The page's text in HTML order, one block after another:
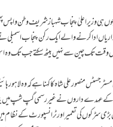
جوں ہی وزیراعلیٰ پنجاب شہباز شریف وطن
ادا کرنے والے ایک رکن پنجاب اسمبلی نے
وقت تک چین سے نہیں بیٹھ سکتے جب تک وہ
منصور علی شاہ کا کہنا ہے کہ وہ لاہور
کے عہدے داروں نے غیر رسمی گپ شپ میں
سڑکوں کی تعمیر اور ٹرانسپورٹ کے نظام